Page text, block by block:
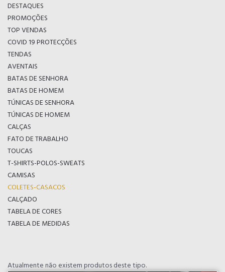
DESTAQUES
PROMOÇÕES
TOP VENDAS
COVID 19 PROTECÇÕES
TENDAS
AVENTAIS
BATAS DE SENHORA
BATAS DE HOMEM
TÚNICAS DE SENHORA
TÚNICAS DE HOMEM
CALÇAS
FATO DE TRABALHO
TOUCAS
T-SHIRTS-POLOS-SWEATS
CAMISAS
COLETES-CASACOS
CALÇADO
TABELA DE CORES
TABELA DE MEDIDAS
Atualmente não existem produtos deste tipo.